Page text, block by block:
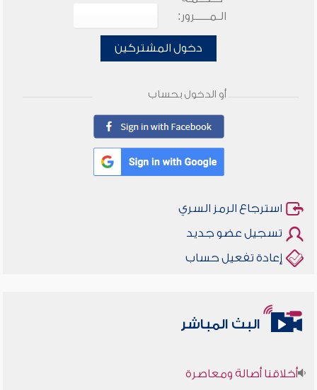
الـمـــــرور:
دخول المشتركين
أو الدخول بحساب
استرجاع الرمز السري
تسجيل عضو جديد
إعادة تفعيل حساب
البث المباشر
أخلاقنا أصالة ومعاصرة